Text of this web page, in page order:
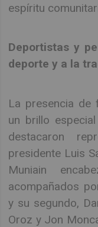
espíritu
Deportistas y
deporte y a la
La presencia de
un brillo
destacaron
presidente Luis
Muniain
acompañados
y su segundo,
Oroz y Jon